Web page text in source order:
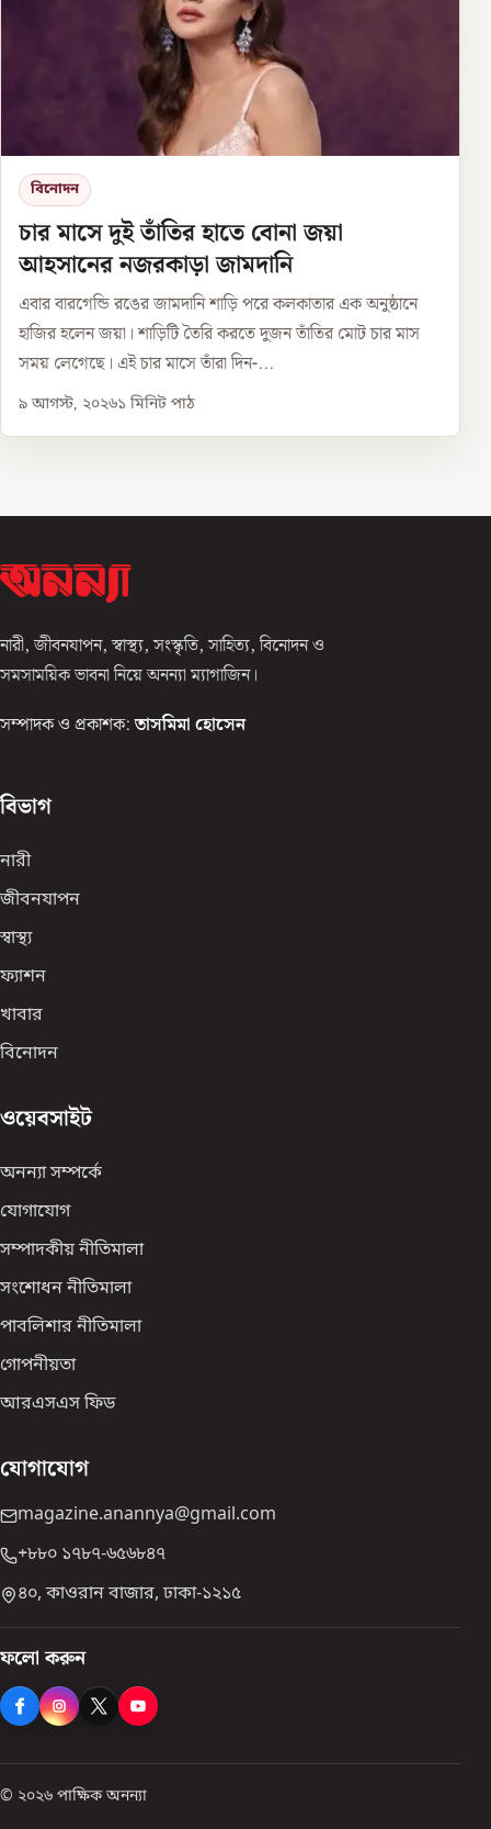
বিনোদন
চার মাসে দুই তাঁতির হাতে বোনা জয়া
আহসানের নজরকাড়া জামদানি
এবার বারগেন্ডি রঙের জামদানি শাড়ি পরে কলকাতার এক অনুষ্ঠানে
হাজির হলেন জয়া। শাড়িটি তৈরি করতে দুজন তাঁতির মোট চার মাস
সময় লেগেছে। এই চার মাসে তাঁরা দিন-...
৯ আগস্ট, ২০২৬১ মিনিট পাঠ
নারী, জীবনযাপন, স্বাস্থ্য, সংস্কৃতি, সাহিত্য, বিনোদন ও
সমসাময়িক ভাবনা নিয়ে অনন্যা ম্যাগাজিন।
সম্পাদক ও প্রকাশক: তাসমিমা হোসেন
বিভাগ
নারী
জীবনযাপন
স্বাস্থ্য
ফ্যাশন
খাবার
বিনোদন
ওয়েবসাইট
অনন্যা সম্পর্কে
যোগাযোগ
সম্পাদকীয় নীতিমালা
সংশোধন নীতিমালা
পাবলিশার নীতিমালা
গোপনীয়তা
আরএসএস ফিড
যোগাযোগ
magazine.anannya@gmail.com
+৮৮০ ১৭৮৭-৬৫৬৮৪৭
৪০, কাওরান বাজার, ঢাকা-১২১৫
ফলো করুন
© ২০২৬ পাক্ষিক অনন্যা